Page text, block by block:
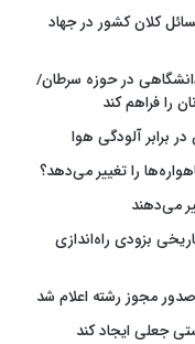
کلان کشور در جهاد
در حوزه سرطان/
را فراهم کند
برابر آلودگی هوا
را تغییر می‌دهد؟
می‌دهند
بزودی راه‌اندازی
مجوز رشته اعلام شد
جعلی ایجاد کند